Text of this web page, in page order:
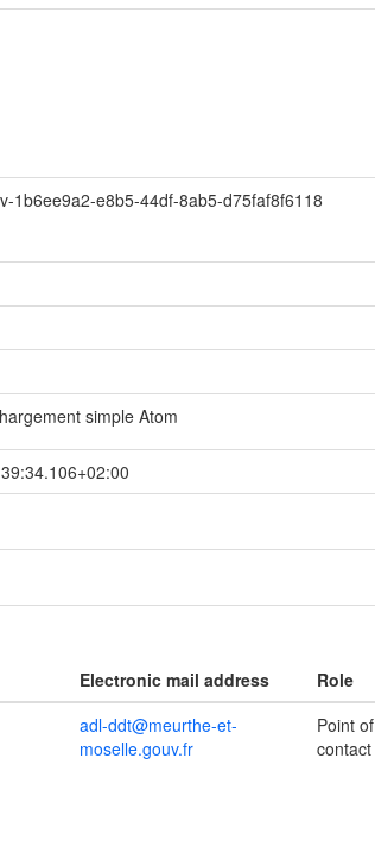
1b6ee9a2-e8b5-44df-8ab5-d75faf8f6118
simple Atom
Electronic mail address
Role
adl-ddt@meurthe-et-
moselle.gouv.fr
Point of
contact